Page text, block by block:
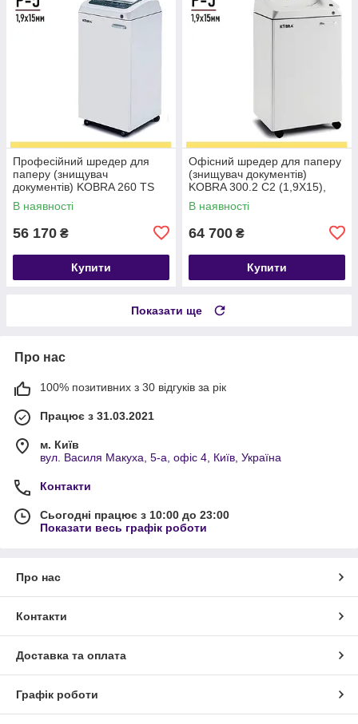
Професійний шредер для
паперу (знищувач
документів) KOBRA 260 TS
C2 (1,9X15) 80л,
перехрестна нарізка Р-5
В наявності
56 170 ₴
Купити
Офісний шредер для паперу
(знищувач документів)
KOBRA 300.2 C2 (1,9X15),
перехресна нарізка Р-5
В наявності
64 700 ₴
Купити
Показати ще
Про нас
100% позитивних з 30 відгуків за рік
Працює з 31.03.2021
м. Київ
вул. Василя Макуха, 5-а, офіс 4, Київ, Україна
Контакти
Сьогодні працює з 10:00 до 23:00
Показати весь графік роботи
Про нас
Контакти
Доставка та оплата
Графік роботи